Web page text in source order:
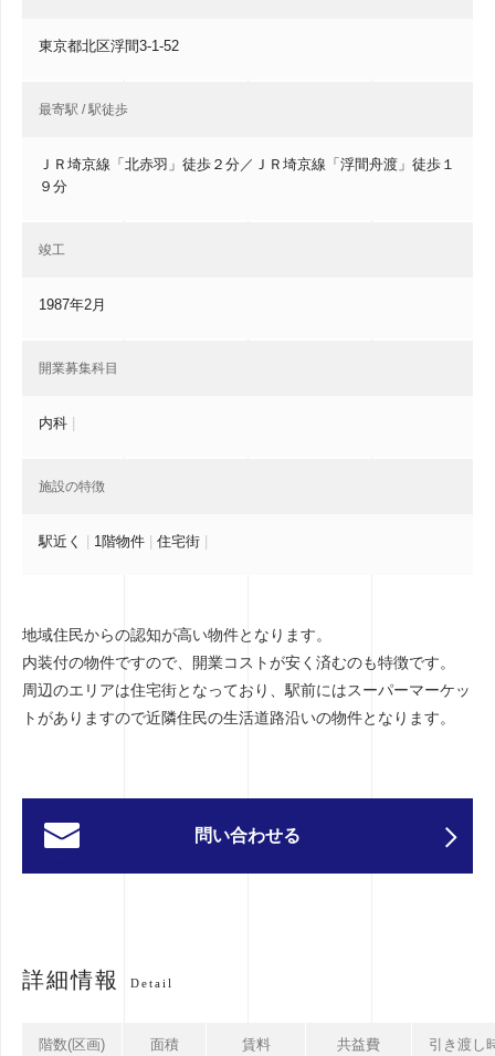
東京都北区浮間3-1-52
最寄駅 / 駅徒歩
ＪＲ埼京線「北赤羽」徒歩２分／ＪＲ埼京線「浮間舟渡」徒歩１
９分
竣工
1987年2月
開業募集科目
内科
施設の特徴
駅近く 1階物件 住宅街
地域住民からの認知が高い物件となります。
内装付の物件ですので、開業コストが安く済むのも特徴です。
周辺のエリアは住宅街となっており、駅前にはスーパーマーケッ
トがありますので近隣住民の生活道路沿いの物件となります。
問い合わせる
詳細情報 Detail
階数(区画) 面積 賃料 共益費 引き渡し